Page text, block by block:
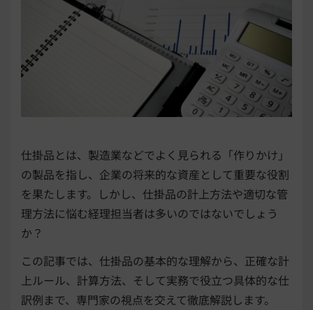
仕掛品とは、製造業などでよく見られる「作りかけ」
の製品を指し、企業の将来的な資産として重要な役割
を果たします。しかし、仕掛品の計上方法や適切な管
理方法に悩む経理担当者は多いのではないでしょう
か？
この記事では、仕掛品の基本的な理解から、正確な計
上ルール、計算方法、そして実務で役立つ具体的な仕
訳例まで、専門家の視点を交えて徹底解説します。